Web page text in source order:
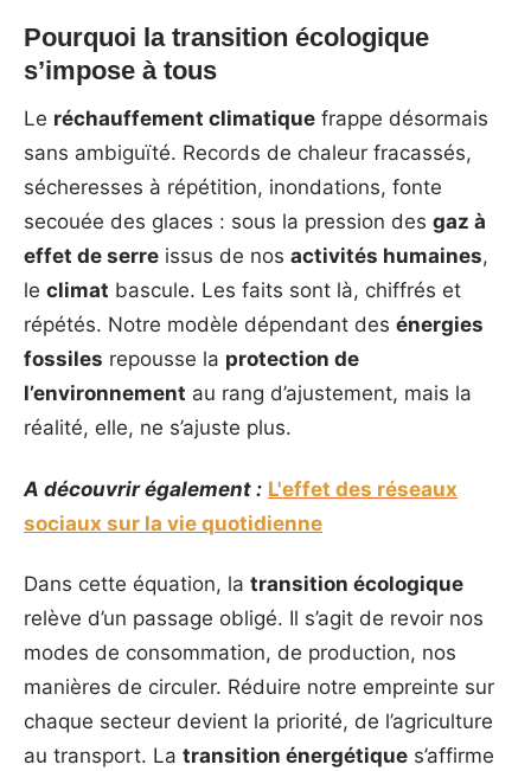
Pourquoi la transition écologique
s’impose à tous
Le réchauffement climatique frappe désormais
sans ambiguïté. Records de chaleur fracassés,
sécheresses à répétition, inondations, fonte
secouée des glaces : sous la pression des gaz à
effet de serre issus de nos activités humaines,
le climat bascule. Les faits sont là, chiffrés et
répétés. Notre modèle dépendant des énergies
fossiles repousse la protection de
l’environnement au rang d’ajustement, mais la
réalité, elle, ne s’ajuste plus.
A découvrir également : L'effet des réseaux
sociaux sur la vie quotidienne
Dans cette équation, la transition écologique
relève d’un passage obligé. Il s’agit de revoir nos
modes de consommation, de production, nos
manières de circuler. Réduire notre empreinte sur
chaque secteur devient la priorité, de l’agriculture
au transport. La transition énergétique s’affirme